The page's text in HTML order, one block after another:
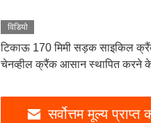
विडियो
टिकाऊ 170 मिमी सड़क साइकिल
चेनव्हील क्रैंक आसान स्थापित करने
सर्वोत्तम मूल्य प्राप्त